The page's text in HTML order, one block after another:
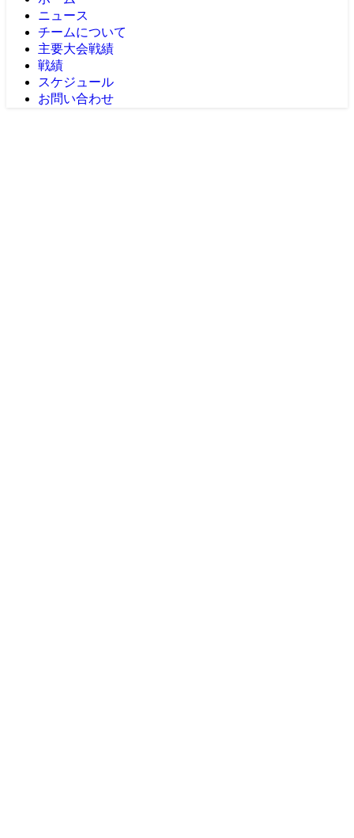
ニュース
チームについて
主要大会戦績
戦績
スケジュール
お問い合わせ